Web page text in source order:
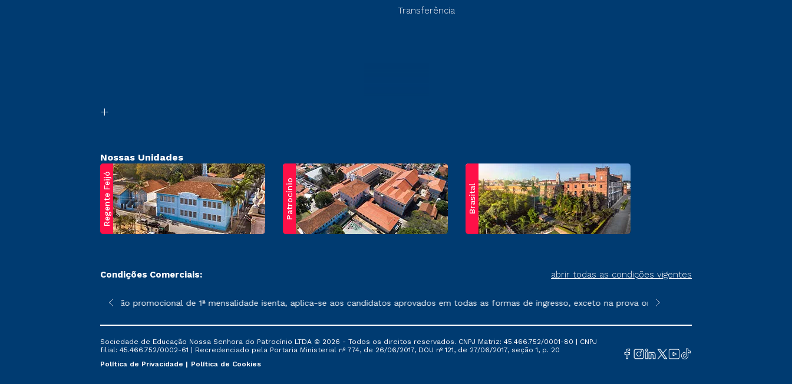
Transferência
Nossas Unidades
Regente Feijó Patrocínio Brasital
Condições Comerciais: abrir todas as condições vigentes
sofrer alterações nos períodos de rematrícula conforme exposto no contrato de prestação de serviços.
*A condição promocional de 1ª mensalidade isenta, aplica-se aos candidatos aprovados em todas as formas de ingresso, exceto na prova on-line ou agendada, que ofertam
**Semipresencial é um formato do
Sociedade de Educação Nossa Senhora do Patrocínio LTDA © 2026 - Todos os direitos reservados. CNPJ Matriz: 45.466.752/0001-80 | CNPJ
filial: 45.466.752/0002-61 | Recredenciado pela Portaria Ministerial nº 774, de 26/06/2017, DOU nº 121, de 27/06/2017, seção 1, p. 20
Política de Privacidade
Política de Cookies